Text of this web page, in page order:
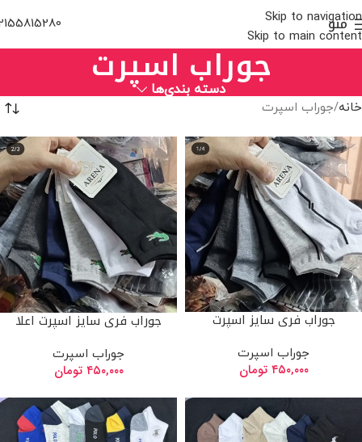
Skip to navigation
Skip to main content
منو
جوراب اسپرت
دسته بندی‌ها
خانه جوراب اسپرت
جوراب فری سایز اسپرت
جوراب اسپرت
۴۵۰,۰۰۰ تومان
جوراب فری سایز اسپرت اعلا
جوراب اسپرت
۴۵۰,۰۰۰ تومان